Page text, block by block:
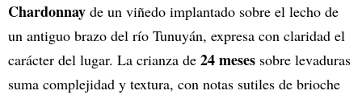
Chardonnay de un viñedo implantado sobre el lecho de
un antiguo brazo del río Tunuyán, expresa con claridad el
carácter del lugar. La crianza de 24 meses sobre levaduras
suma complejidad y textura, con notas sutiles de brioche